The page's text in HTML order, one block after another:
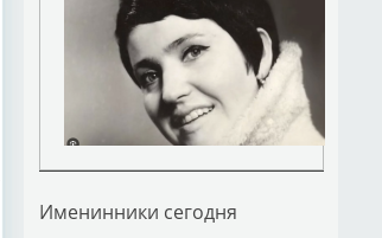
Именинники сегодня